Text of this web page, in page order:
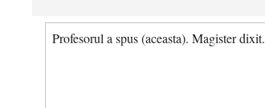
Profesorul a spus (aceasta). Magister dixit.